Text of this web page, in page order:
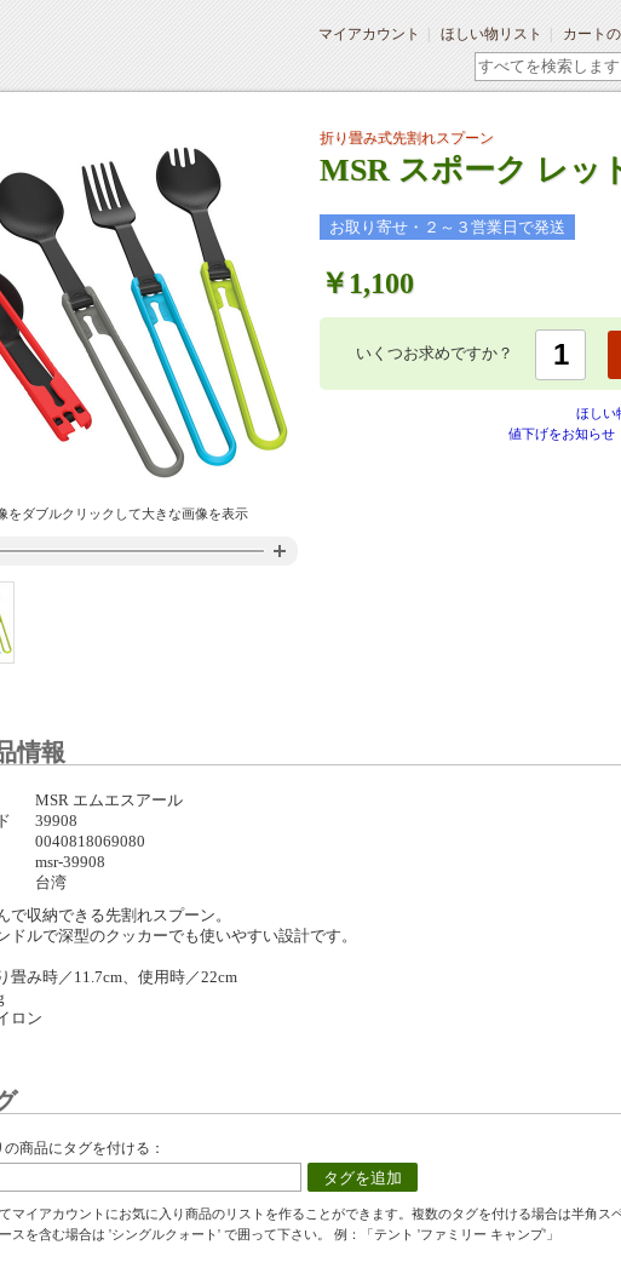
マイアカウント ほしい物リスト カート
折り畳み式先割れスプーン
MSR スポーク レッ
お取り寄せ・２～３営業日で発送
￥1,100
いくつお求めですか？
ほしい
値下げをお知らせ
をダブルクリックして大きな画像を表示
情報
MSR エムエスアール
39908
0040818069080
msr-39908
台湾
で収納できる先割れスプーン。
ドルで深型のクッカーでも使いやすい設計です。
畳み時／11.7cm、使用時／22cm
ロン
商品にタグを付ける：
タグを追加
マイアカウントにお気に入り商品のリストを作ることができます。複数のタグを付ける場合は半角ス
スを含む場合は 'シングルクォート' で囲って下さい。 例：「テント 'ファミリー キャンプ'」